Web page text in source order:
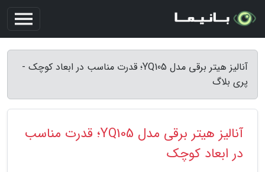
آنالیز هیتر برقی مدل YQ105؛ قدرت مناسب در ابعاد کوچک -
پری بلاگ
آنالیز هیتر برقی مدل YQ105؛ قدرت مناسب
در ابعاد کوچک